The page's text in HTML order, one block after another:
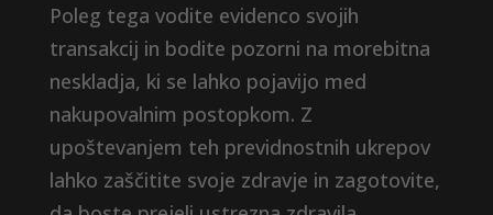
Poleg tega vodite evidenco svojih
transakcij in bodite pozorni na morebitna
neskladja, ki se lahko pojavijo med
nakupovalnim postopkom. Z
upoštevanjem teh previdnostnih ukrepov
lahko zaščitite svoje zdravje in zagotovite,